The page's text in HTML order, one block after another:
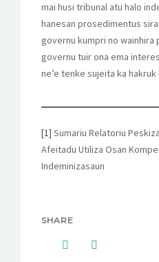
mai husi tribunal atu halo
hanesan prosedimentus
governu kumpri no wainhira
governu tuir ona ema
ne’e tenke sujeita ka hakruk
[1] Sumariu Relatoriu
Afeitadu Utiliza Osan
Indeminizasaun
SHARE